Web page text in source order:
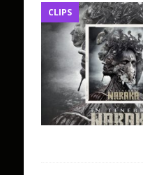
CLIPS